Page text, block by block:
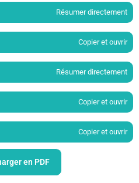
Résumer directement
Copier et ouvrir
Résumer directement
Copier et ouvrir
Copier et ouvrir
en PDF